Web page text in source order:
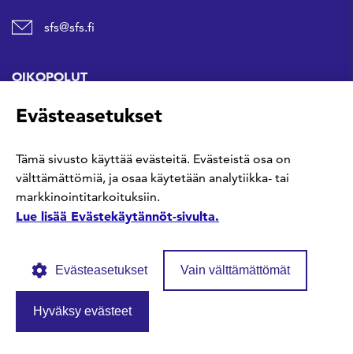
sfs@sfs.fi
OIKOPOLUT
Hanki standardi
Kommentoi tekeillä olevia standardeja
© SFS ry Tietosuojaseloste
Evästeasetukset
Tämä sivusto käyttää evästeitä. Evästeistä osa on
välttämättömiä, ja osaa käytetään analytiikka- tai
markkinointitarkoituksiin.
Lue lisää Evästekäytännöt-sivulta.
Evästeasetukset Vain välttämättömät
Hyväksy evästeet